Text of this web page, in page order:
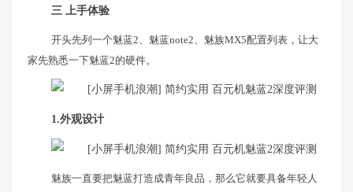
三 上手体验
开头先列一个魅蓝2、魅蓝note2、魅族MX5配置列表，让大
家先熟悉一下魅蓝2的硬件。
1.外观设计
魅族一直要把魅蓝打造成青年良品，那么它就要具备年轻人